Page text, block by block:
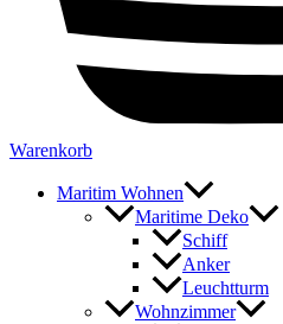
Warenkorb
Maritim Wohnen
Maritime Deko
Schiff
Anker
Leuchtturm
Wohnzimmer